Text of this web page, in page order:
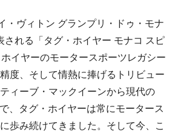
・ヴィトン グランプリ・ドゥ・モナ
される「タグ・ホイヤー モナコ スピ
イヤーのモータースポーツレガシー
度、そして情熱に捧げるトリビュー
ィーブ・マックイーンから現代の
、タグ・ホイヤーは常にモータース
歩み続けてきました。そして今、こ